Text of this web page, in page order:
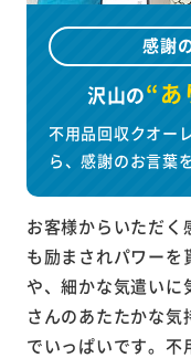
感謝
沢山の“あ
不用品回収クオー
ら、感謝のお言葉
お客様からいただく
も励まされパワーを
や、細かな気遣いに
さんのあたたかな
でいっぱいです。不